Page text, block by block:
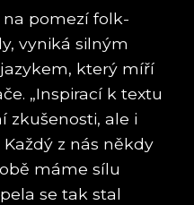
pomezí folk-
vyniká silným
který míří
„Inspirací k textu
zkušenosti, ale i
z nás někdy
máme sílu
se tak stal